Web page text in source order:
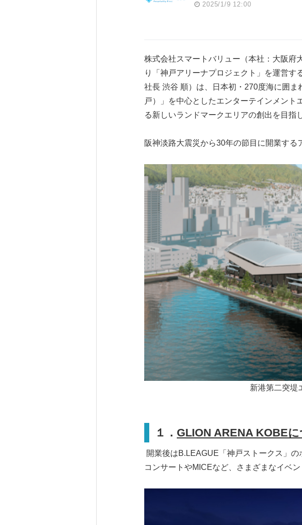
2025/1/9 12:00
株式会社スマートバリュー（本社：大阪府
り「神戸アリーナプロジェクト」を運営
社長 渋谷 順）は、日本初・270度海に囲
戸）」を中心としたエンターテインメン
る新しいランドマークエリアの創出を目指
阪神淡路大震災から30年の節目に開業する
新港第二突堤
１． GLION ARENA KOBE
開業後はB.LEAGUE「神戸ストークス」
コンサートやMICEなど、さまざまなイベン